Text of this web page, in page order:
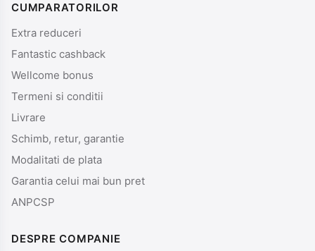
CUMPARATORILOR
Extra reduceri
Fantastic cashback
Wellcome bonus
Termeni si conditii
Livrare
Schimb, retur, garantie
Modalitati de plata
Garantia celui mai bun pret
ANPCSP
DESPRE COMPANIE